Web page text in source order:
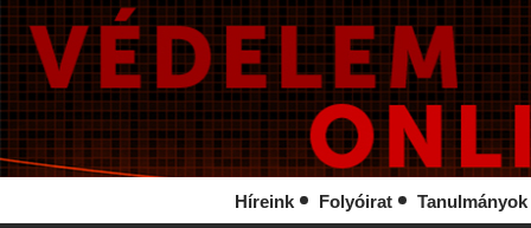
Híreink Folyóirat Tanulmányok